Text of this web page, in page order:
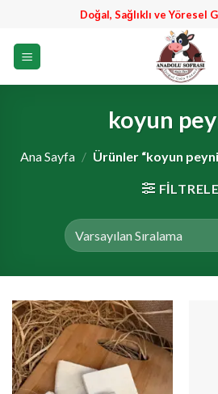
Doğal, Sağlıklı ve Yöresel
koyun
Ana Sayfa / Ürünler “koyun
FILTRELE